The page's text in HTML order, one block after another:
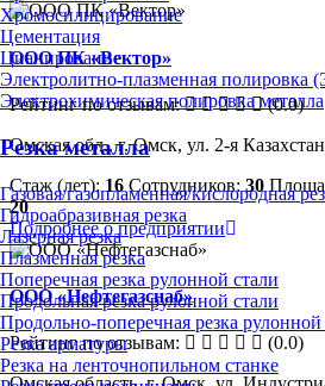
Хромосилицирование
Цементация
Цианирование
Электролитно-плазменная полировка
Электрохимическая полировка металла
Резка металла
Газовая/газопламенная/кислородная
Гидроабразивная резка
Лазерная резка
Плазменная резка
Поперечная резка рулонной стали
Продольная резка рулонной стали
Продольно-поперечная резка рулонной
Резка арматуры
Резка на ленточнопильном станке
ООО ПК «Вектор»
Рейтинг по отзывам:
(0.0)
Омская обл., г. Омск, ул. 2-я
Стаж (лет): 16 Сотрудников: 30
20
Подробнее о предприятии
ООО «Нефтегазснаб»
Рейтинг по отзывам:
(0.0)